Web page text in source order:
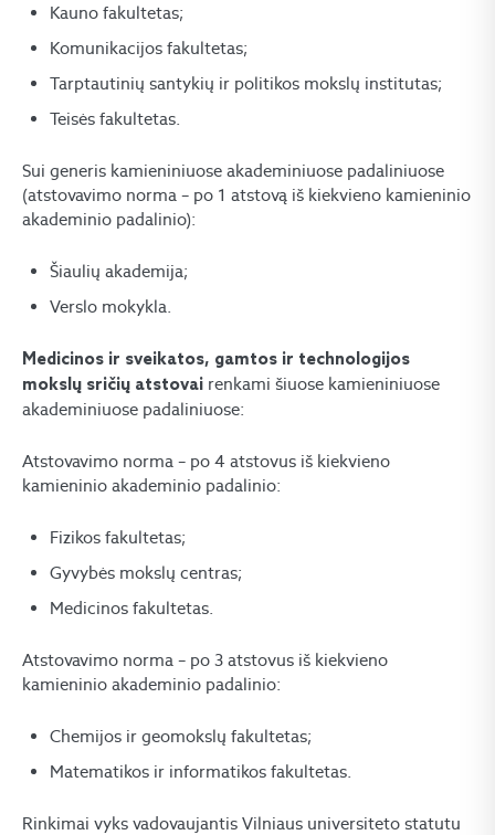
Kauno fakultetas;
Komunikacijos fakultetas;
Tarptautinių santykių ir politikos mokslų institutas;
Teisės fakultetas.
Sui generis kamieniniuose akademiniuose padaliniuose
(atstovavimo norma – po 1 atstovą iš kiekvieno kamieninio
akademinio padalinio):
Šiaulių akademija;
Verslo mokykla.
Medicinos ir sveikatos, gamtos ir technologijos
mokslų sričių atstovai renkami šiuose kamieniniuose
akademiniuose padaliniuose:
Atstovavimo norma – po 4 atstovus iš kiekvieno
kamieninio akademinio padalinio:
Fizikos fakultetas;
Gyvybės mokslų centras;
Medicinos fakultetas.
Atstovavimo norma – po 3 atstovus iš kiekvieno
kamieninio akademinio padalinio:
Chemijos ir geomokslų fakultetas;
Matematikos ir informatikos fakultetas.
Rinkimai vyks vadovaujantis Vilniaus universiteto statutu